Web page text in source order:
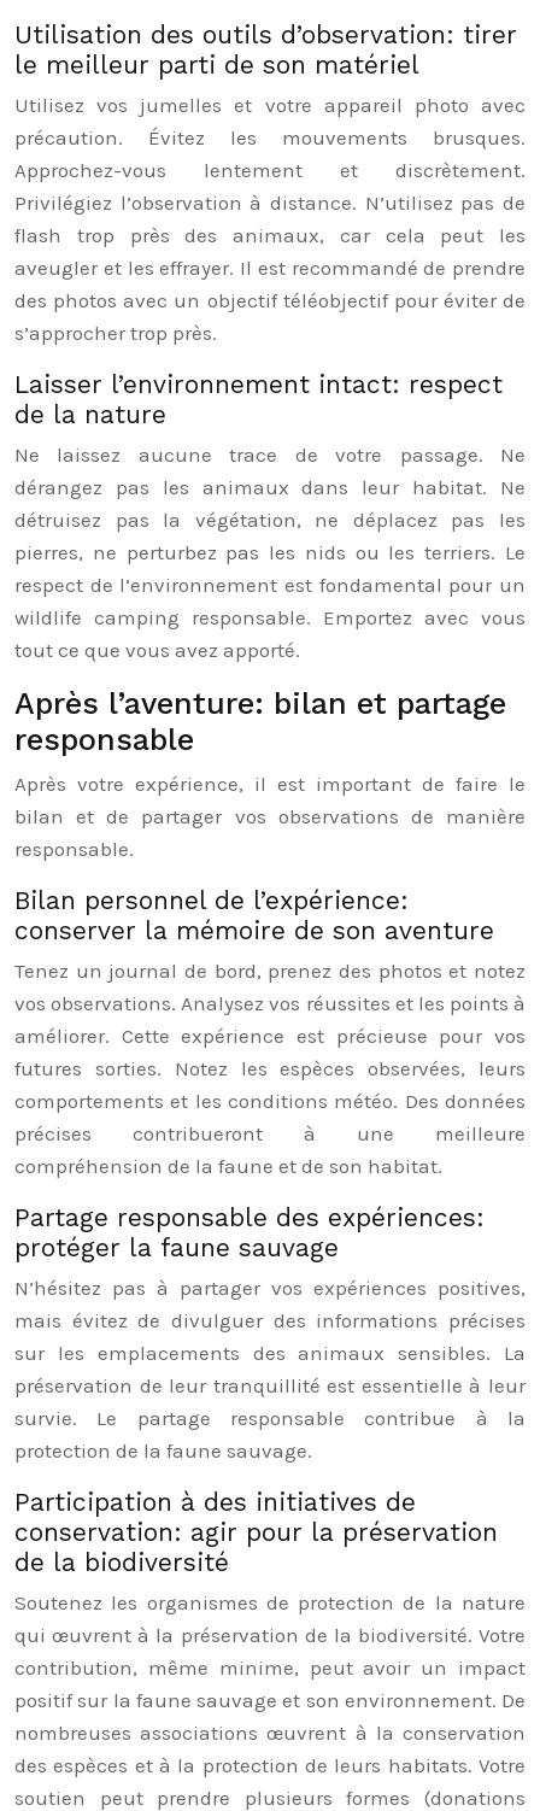
Utilisation des outils d’observation: tirer
le meilleur parti de son matériel
Utilisez vos jumelles et votre appareil photo avec
précaution. Évitez les mouvements brusques.
Approchez-vous lentement et discrètement.
Privilégiez l’observation à distance. N’utilisez pas de
flash trop près des animaux, car cela peut les
aveugler et les effrayer. Il est recommandé de prendre
des photos avec un objectif téléobjectif pour éviter de
s’approcher trop près.
Laisser l’environnement intact: respect
de la nature
Ne laissez aucune trace de votre passage. Ne
dérangez pas les animaux dans leur habitat. Ne
détruisez pas la végétation, ne déplacez pas les
pierres, ne perturbez pas les nids ou les terriers. Le
respect de l’environnement est fondamental pour un
wildlife camping responsable. Emportez avec vous
tout ce que vous avez apporté.
Après l’aventure: bilan et partage
responsable
Après votre expérience, il est important de faire le
bilan et de partager vos observations de manière
responsable.
Bilan personnel de l’expérience:
conserver la mémoire de son aventure
Tenez un journal de bord, prenez des photos et notez
vos observations. Analysez vos réussites et les points à
améliorer. Cette expérience est précieuse pour vos
futures sorties. Notez les espèces observées, leurs
comportements et les conditions météo. Des données
précises contribueront à une meilleure
compréhension de la faune et de son habitat.
Partage responsable des expériences:
protéger la faune sauvage
N’hésitez pas à partager vos expériences positives,
mais évitez de divulguer des informations précises
sur les emplacements des animaux sensibles. La
préservation de leur tranquillité est essentielle à leur
survie. Le partage responsable contribue à la
protection de la faune sauvage.
Participation à des initiatives de
conservation: agir pour la préservation
de la biodiversité
Soutenez les organismes de protection de la nature
qui œuvrent à la préservation de la biodiversité. Votre
contribution, même minime, peut avoir un impact
positif sur la faune sauvage et son environnement. De
nombreuses associations œuvrent à la conservation
des espèces et à la protection de leurs habitats. Votre
soutien peut prendre plusieurs formes (donations